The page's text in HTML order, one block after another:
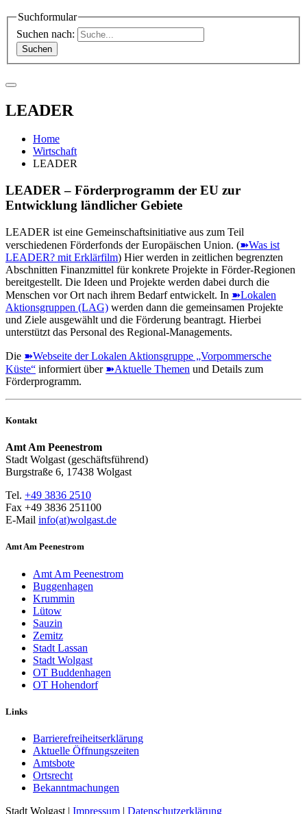
Suchformular
Suchen nach:
LEADER
Home
Wirtschaft
LEADER
LEADER – Förderprogramm der EU zur
Entwicklung ländlicher Gebiete
LEADER ist eine Gemeinschaftsinitiative aus zum Teil
verschiedenen Förderfonds der Europäischen Union. (➽Was ist
LEADER? mit Erklärfilm) Hier werden in zeitlichen begrenzten
Abschnitten Finanzmittel für konkrete Projekte in Förder-Regionen
bereitgestellt. Die Ideen und Projekte werden dabei durch die
Menschen vor Ort nach ihrem Bedarf entwickelt. In ➽Lokalen
Aktionsgruppen (LAG) werden dann die gemeinsamen Projekte
und Ziele ausgewählt und die Förderung beantragt. Hierbei
unterstützt das Personal des Regional-Managements.
Die ➽Webseite der Lokalen Aktionsgruppe „Vorpommersche
Küste“ informiert über ➽Aktuelle Themen und Details zum
Förderprogramm.
Kontakt
Amt Am Peenestrom
Stadt Wolgast (geschäftsführend)
Burgstraße 6, 17438 Wolgast
Tel. +49 3836 2510
Fax +49 3836 251100
E-Mail info(at)wolgast.de
Amt Am Peenestrom
Amt Am Peenestrom
Buggenhagen
Krummin
Lütow
Sauzin
Zemitz
Stadt Lassan
Stadt Wolgast
OT Buddenhagen
OT Hohendorf
Links
Barrierefreiheitserklärung
Aktuelle Öffnungszeiten
Amtsbote
Ortsrecht
Bekannt­machungen
Stadt Wolgast | Impressum | Datenschutzerklärung